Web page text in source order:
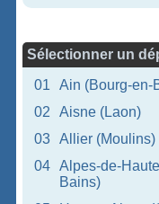
Sélectionner un
01
Ain (Bourg-en-
02
Aisne (Laon)
03
Allier (Moulins)
04
Alpes-de-
Bains)